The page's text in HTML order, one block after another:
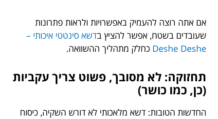
אם אתה רוצה להעמיק באפשרויות ולראות פתרונות
שעובדים בשטח, אפשר להציץ בדשא סינטטי איכותי –
Deshe Deshe כחלק מתהליך ההשוואה.
תחזוקה: לא מסובך, פשוט צריך עקביות
(כן, כמו כושר)
החדשות הטובות: דשא מלאכותי לא דורש השקיה, כיסוח